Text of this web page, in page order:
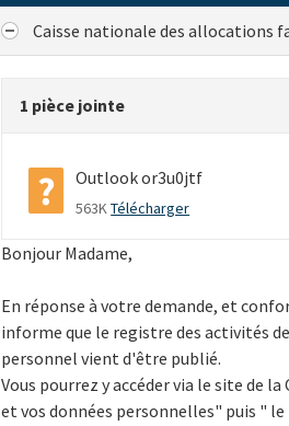
Caisse nationale des allocations
1 pièce jointe
Outlook or3u0jtf
563KTélécharger
Bonjour Madame,
En réponse à votre demande, et
informe que le registre des activités
personnel vient d'être publié.
Vous pourrez y accéder via le site de
et vos données personnelles" puis "